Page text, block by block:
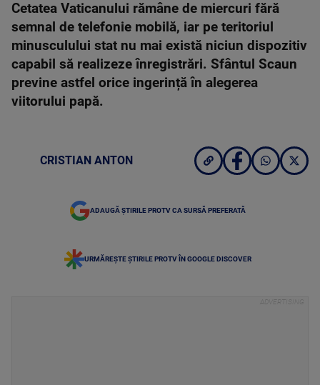
Cetatea Vaticanului rămâne de miercuri fără
semnal de telefonie mobilă, iar pe teritoriul
minusculului stat nu mai există niciun dispozitiv
capabil să realizeze înregistrări. Sfântul Scaun
previne astfel orice ingerință în alegerea
viitorului papă.
CRISTIAN ANTON
ADAUGĂ ȘTIRILE PROTV CA SURSĂ PREFERATĂ
URMĂREȘTE ȘTIRILE PROTV ÎN GOOGLE DISCOVER